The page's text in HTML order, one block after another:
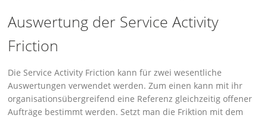
Auswertung der Service Activity
Friction
Die Service Activity Friction kann für zwei wesentliche
Auswertungen verwendet werden. Zum einen kann mit ihr
organisationsübergreifend eine Referenz gleichzeitig offener
Aufträge bestimmt werden. Setzt man die Friktion mit dem